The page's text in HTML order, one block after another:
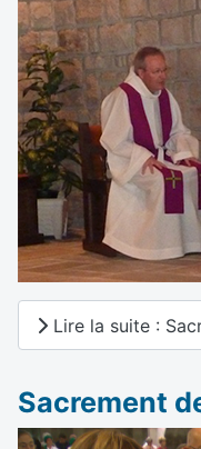
Lire la suite :
Sacrement